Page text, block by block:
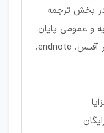
بخش ترجمه
و عمومی پایان
نامه نویسی تحقیق نظیر آفیس، endnote،